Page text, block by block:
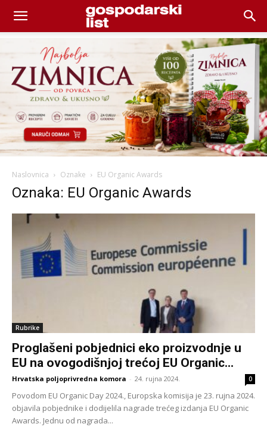
Naslovnica Oznake EU Organic Awards
Oznaka: EU Organic Awards
Rubrike
Proglašeni pobjednici eko proizvodnje u
EU na ovogodišnjoj trećoj EU Organic...
Hrvatska poljoprivredna komora - 24. rujna 2024. 0
Povodom EU Organic Day 2024., Europska komisija je 23. rujna 2024.
objavila pobjednike i dodijelila nagrade trećeg izdanja EU Organic
Awards. Jednu od nagrada...